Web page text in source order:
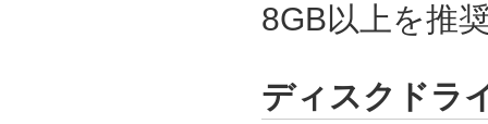
8GB以上を推
ディスクドラ